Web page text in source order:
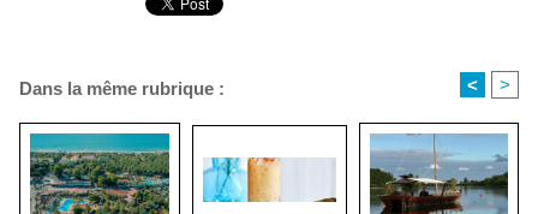
Dans la même rubrique : < >